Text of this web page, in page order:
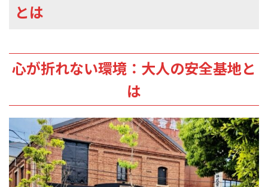
とは
心が折れない環境：大人の安全基地と
は